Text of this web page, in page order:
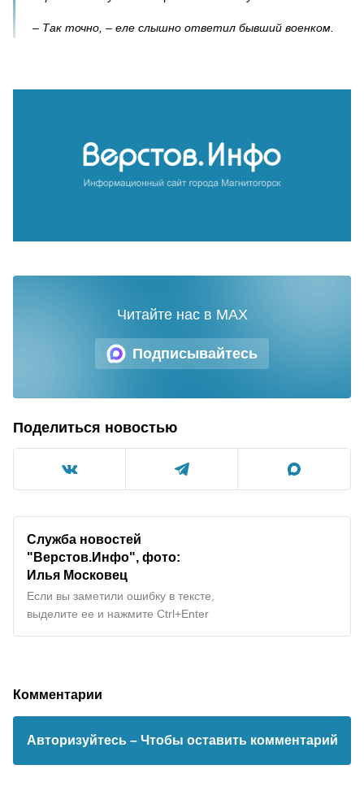
– Так точно, – еле слышно ответил бывший военком.
Подписывайтесь
Читайте нас в MAX
Поделиться новостью
Служба новостей
"Верстов.Инфо", фото:
Илья Московец
Если вы заметили ошибку в тексте,
выделите ее и нажмите Ctrl+Enter
Комментарии
Авторизуйтесь – Чтобы оставить комментарий